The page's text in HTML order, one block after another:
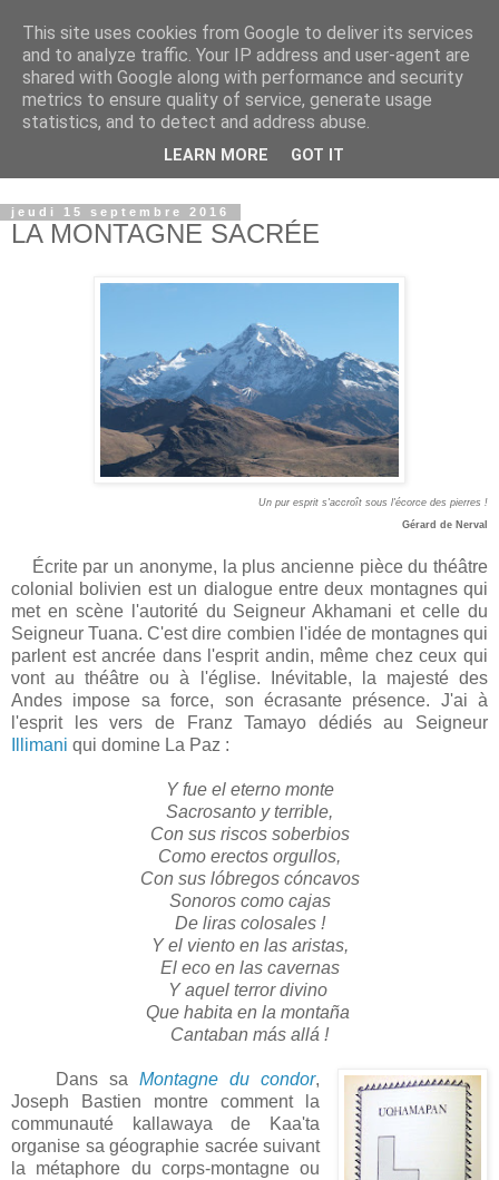
© copyright Jean-Luc Colnot, 2007-2026.
jeudi 15 septembre 2016
LA MONTAGNE SACRÉE
Un pur esprit s'accroît sous l'écorce des pierres !
Gérard de Nerval
Écrite par un anonyme, la plus ancienne pièce du théâtre
colonial bolivien est un dialogue entre deux montagnes qui
met en scène l'autorité du Seigneur Akhamani et celle du
Seigneur Tuana. C'est dire combien l'idée de montagnes qui
parlent est ancrée dans l'esprit andin, même chez ceux qui
vont au théâtre ou à l'église. Inévitable, la majesté des
Andes impose sa force, son écrasante présence. J'ai à
l'esprit les vers de Franz Tamayo dédiés au Seigneur
Illimani qui domine La Paz :
Y fue el eterno monte
Sacrosanto y terrible,
Con sus riscos soberbios
Como erectos orgullos,
Con sus lóbregos cóncavos
Sonoros como cajas
De liras colosales !
Y el viento en las aristas,
El eco en las cavernas
Y aquel terror divino
Que habita en la montaña
Cantaban más allá !
Dans saMontagne du condor,
Joseph Bastien montre comment la
communauté kallawaya de Kaa'ta
organise sa géographie sacrée suivant
la métaphore du corps-montagne ou
This site uses cookies from Google to deliver its services
and to analyze traffic. Your IP address and user-agent are
shared with Google along with performance and security
metrics to ensure quality of service, generate usage
statistics, and to detect and address abuse.
LEARN MORE GOT IT